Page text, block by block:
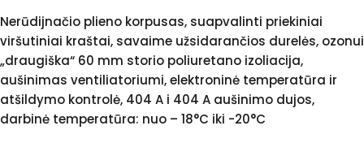
Nerūdijnačio plieno korpusas, suapvalinti priekiniai
viršutiniai kraštai, savaime užsidarančios durelės, ozonui
„draugiška“ 60 mm storio poliuretano izoliacija,
aušinimas ventiliatoriumi, elektroninė temperatūra ir
atšildymo kontrolė, 404 A i 404 A aušinimo dujos,
darbinė temperatūra: nuo – 18°C iki -20°C